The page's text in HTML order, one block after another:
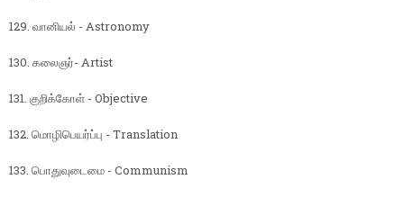
129. வானியல் - Astronomy
130. கலைஞர்- Artist
131. குறிக்கோள் - Objective
132. மொழிபெயர்ப்பு - Translation
133. பொதுவுடைமை - Communism